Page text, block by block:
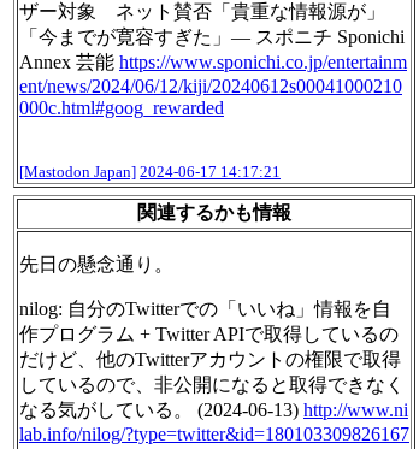
ザー対象 ネット賛否「貴重な情報源が」
「今までが寛容すぎた」― スポニチ Sponichi
Annex 芸能 https://www.sponichi.co.jp/entertainm
ent/news/2024/06/12/kiji/20240612s00041000210
000c.html#goog_rewarded
[Mastodon Japan] 2024-06-17 14:17:21
関連するかも情報
先日の懸念通り。
nilog: 自分のTwitterでの「いいね」情報を自
作プログラム + Twitter APIで取得しているの
だけど、他のTwitterアカウントの権限で取得
しているので、非公開になると取得できなく
なる気がしている。 (2024-06-13) http://www.ni
lab.info/nilog/?type=twitter&id=180103309826167